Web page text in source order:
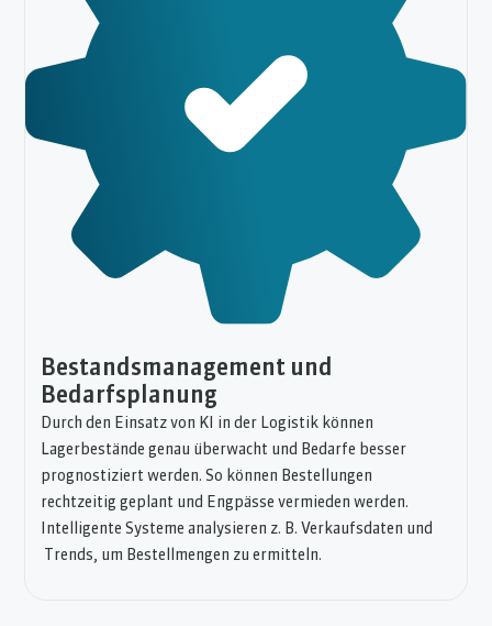
Bestandsmanagement und
Bedarfsplanung
Durch den Einsatz von KI in der Logistik können
Lagerbestände genau überwacht und Bedarfe besser
prognostiziert werden. So können Bestellungen
rechtzeitig geplant und Engpässe vermieden werden.
Intelligente Systeme analysieren z. B. Verkaufsdaten und
Trends, um Bestellmengen zu ermitteln.